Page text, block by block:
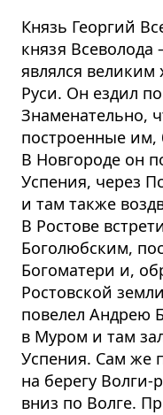
Князь Георгий
князя Всеволода
являлся великим
Руси. Он ездил
Знаменательно,
построенные им,
В Новгороде он
Успения, через
и там также
В Ростове
Боголюбским,
Богоматери и,
Ростовской
повелел Андрею
в Муром и там
Успения. Сам же
на берегу Волги-
вниз по Волге.